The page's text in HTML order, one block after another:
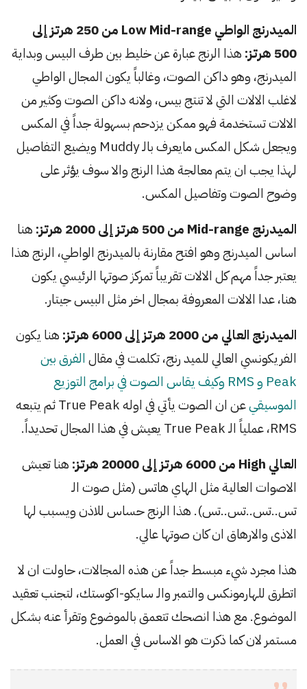
الميدرنج الواطي Low Mid-range من 250 هرتز إلى
500 هرتز:
هذا الرنج عبارة عن خليط بين طرف البيس وبداية
الميدرنج، وهو داكن الصوت، وغالباً يكون المجال الواطي
لاغلب الالات التي لا تنتج بيس، ولانه داكن الصوت وكثير من
الالات تستخدمة فهو ممكن يزدحم بسهولة جداً في المكس
ويجعل شكل المكس مايعرف بالـ Muddy ويضيع التفاصيل
لهذا يجب ان يتم معالجة هذا الرنج والا سوف يؤثر على
وضوح الصوت وتفاصيل المكس.
الميدرنج Mid-range من 500 هرتز إلى 2000 هرتز:
هنا
اساس الميدرنج وهو افتح مقارنة بالميدرنج الواطي، الرنج هذا
يعتبر جداً مهم كل الالات تقريباً تمركز صوتها الرئيسي يكون
هنا، عدا الالات المعروفة بمجال اخر مثل البيس جيتار.
الميدرنج العالي من 2000 هرتز إلى 6000 هرتز:
هنا يكون
الفريكونسي العالي للميد رنج، تكلمت في مقال الفرق بين
Peak و RMS وكيف يقاس الصوت في برامج التوزيع
الموسيقي
عن ان الصوت يأتي في اوله True Peak ثم يتبعه
RMS، عملياً الـ True Peak يعيش في هذا المجال تحديداً.
العالي High من 6000 هرتز إلى 20000 هرتز:
هنا تعيش
الاصوات العالية مثل الهاي هاتس (مثل صوت الـ
تس..تس..تس..تس). هذا الرنج حساس للاذن ويسبب لها
الاذى والارهاق ان كان صوتها عالي.
هذا مجرد شيء مبسط جداً عن هذه المجالات، حاولت ان لا
اتطرق للهارمونكس والتمبر والـ سايكو-اكوستك، لتجنب تعقيد
الموضوع. مع هذا انصحك تتعمق بالموضوع وتقرأ عنه بشكل
مستمر لان كما ذكرت هو الاساس في العمل.